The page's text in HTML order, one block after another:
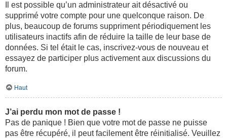
Il est possible qu’un administrateur ait désactivé ou
supprimé votre compte pour une quelconque raison. De
plus, beaucoup de forums suppriment périodiquement les
utilisateurs inactifs afin de réduire la taille de leur base de
données. Si tel était le cas, inscrivez-vous de nouveau et
essayez de participer plus activement aux discussions du
forum.
Haut
J’ai perdu mon mot de passe !
Pas de panique ! Bien que votre mot de passe ne puisse
pas être récupéré, il peut facilement être réinitialisé. Veuillez